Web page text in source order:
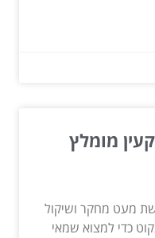
מומלץ
מעט מחקר ושיקול
כדי למצוא שמאי